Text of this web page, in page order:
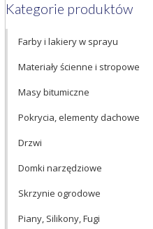
Kategorie produktów
Farby i lakiery w sprayu
Materiały ścienne i stropowe
Masy bitumiczne
Pokrycia, elementy dachowe
Drzwi
Domki narzędziowe
Skrzynie ogrodowe
Piany, Silikony, Fugi